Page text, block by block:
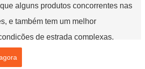
alguns produtos concorrentes nas
e também tem um melhor
de estrada complexas.